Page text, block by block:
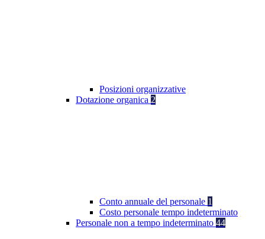
Posizioni organizzative
Dotazione organica 2
Conto annuale del personale 1
Costo personale tempo indeterminato
Personale non a tempo indeterminato 44